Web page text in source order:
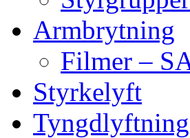
Armbrytning
Filmer –
Styrkelyft
Tyngdlyftning